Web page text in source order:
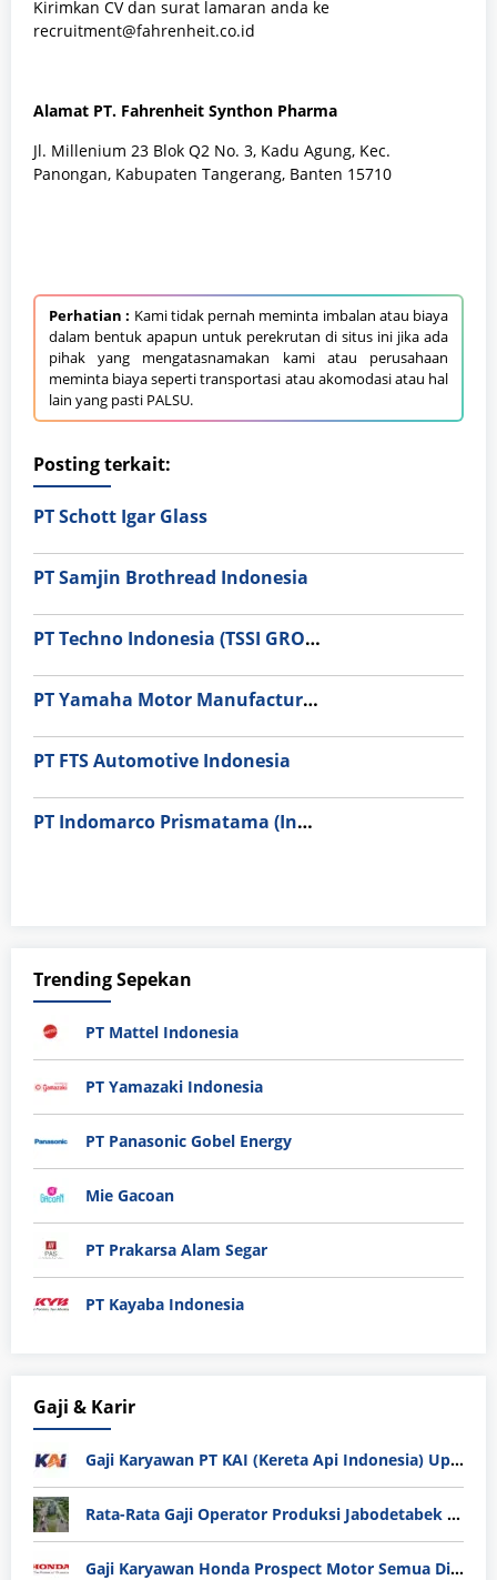
Kirimkan CV dan surat lamaran anda ke
recruitment@fahrenheit.co.id
Alamat PT. Fahrenheit Synthon Pharma
Jl. Millenium 23 Blok Q2 No. 3, Kadu Agung, Kec.
Panongan, Kabupaten Tangerang, Banten 15710
Perhatian : Kami tidak pernah meminta imbalan atau biaya
dalam bentuk apapun untuk perekrutan di situs ini jika ada
pihak yang mengatasnamakan kami atau perusahaan
meminta biaya seperti transportasi atau akomodasi atau hal
lain yang pasti PALSU.
Posting terkait:
PT Schott Igar Glass
PT Samjin Brothread Indonesia
PT Techno Indonesia (TSSI GROUP)
PT Yamaha Motor Manufacturing
PT FTS Automotive Indonesia
PT Indomarco Prismatama (Indomaret Group)
Trending Sepekan
PT Mattel Indonesia
PT Yamazaki Indonesia
PT Panasonic Gobel Energy
Mie Gacoan
PT Prakarsa Alam Segar
PT Kayaba Indonesia
Gaji & Karir
Gaji Karyawan PT KAI (Kereta Api Indonesia) Update 2025
Rata-Rata Gaji Operator Produksi Jabodetabek 2025: Bedah Tuntas UMK, Lemburan, dan Realita Hidup Buruh
Gaji Karyawan Honda Prospect Motor Semua Divisi